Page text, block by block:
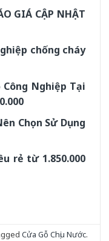
GIÁ CẬP NHẬT
chống cháy
Nghiệp Tại
Chọn Sử Dụng
rẻ từ 1.850.000
Cửa Gỗ Chịu Nước.